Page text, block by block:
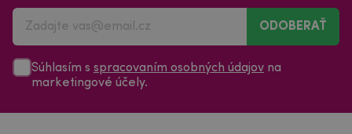
ODOBERAŤ
Súhlasím sspracovaním osobných údajovna
marketingové účely.